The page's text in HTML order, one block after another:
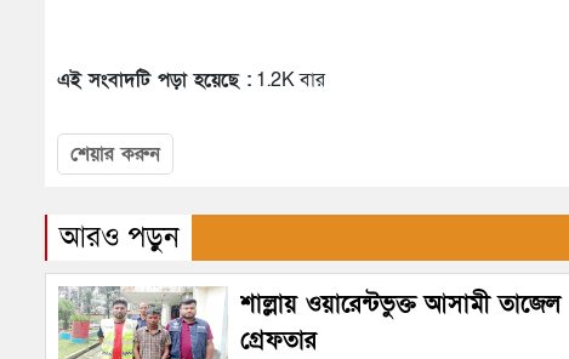
এই সংবাদটি পড়া হয়েছে : 1.2K বার
শেয়ার করুন
আরও পড়ুন
শাল্লায় ওয়ারেন্টভুক্ত আসামী তাজেল
গ্রেফতার